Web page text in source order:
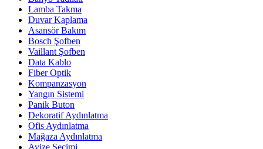
Lamba Takma
Duvar Kaplama
Asansör Bakım
Bosch Şofben
Vaillant Şofben
Data Kablo
Fiber Optik
Kompanzasyon
Yangın Sistemi
Panik Buton
Dekoratif Aydınlatma
Ofis Aydınlatma
Mağaza Aydınlatma
Avize Seçimi